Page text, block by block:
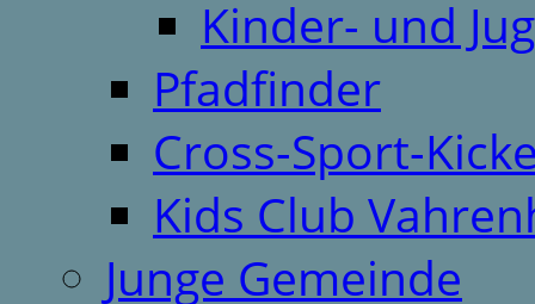
Kinder- und
Pfadfinder
Cross-Sport-
Kids Club
Junge Gemeinde